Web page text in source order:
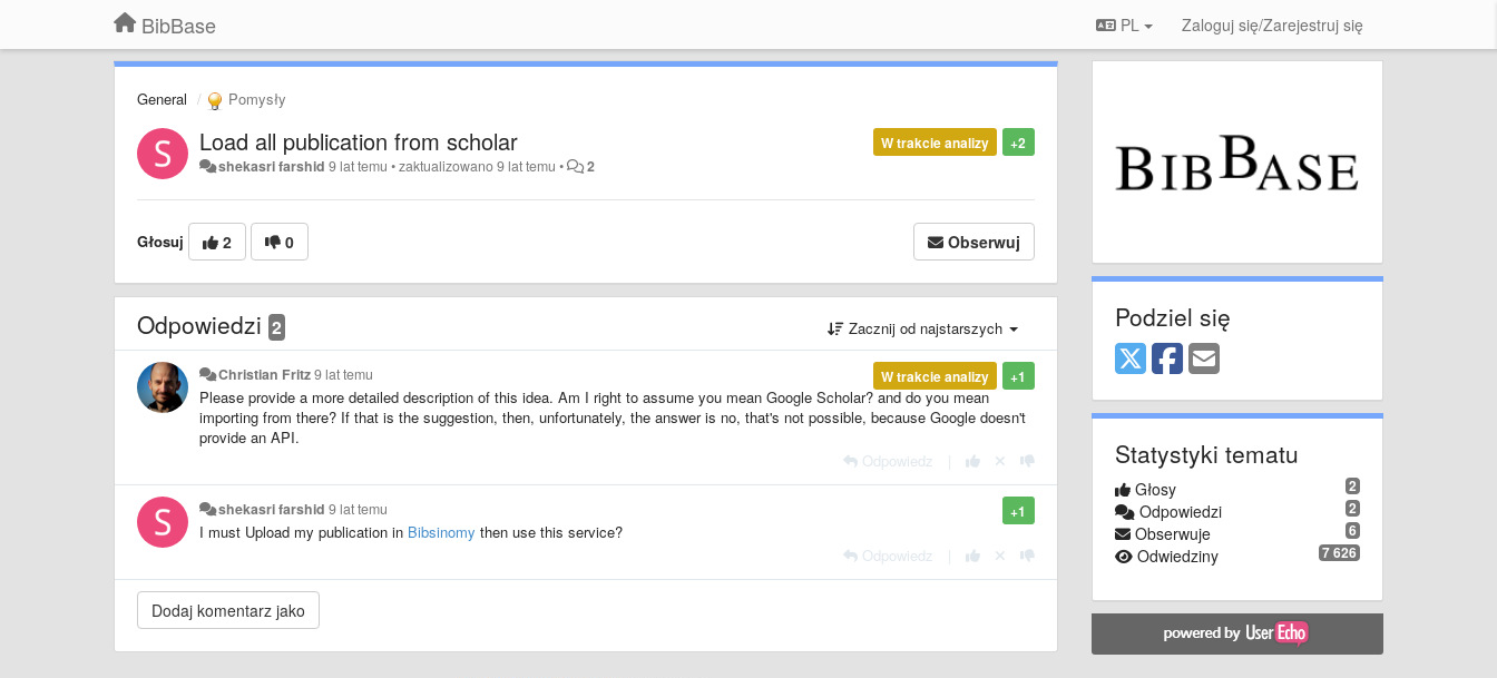
BibBase PL Zaloguj się/Zarejestruj się
General Pomysły
+2
W trakcie analizy
Load all publication from scholar
shekasri farshid 9 lat temu •zaktualizowano9 lat temu • 2
Głosuj 2 0 Obserwuj
Odpowiedzi 2 Zacznij od najstarszych
+1
W trakcie analizy
Christian Fritz9 lat temu
Please provide a more detailed description of this idea. Am I right to assume you mean Google Scholar? and do you mean
importing from there? If that is the suggestion, then, unfortunately, the answer is no, that's not possible, because Google doesn't
provide an API.
Odpowiedz
+1
shekasri farshid 9 lat temu
I must Upload my publication in Bibsinomy then use this service?
Odpowiedz
Podziel się
Statystyki tematu
2
Głosy
2
Odpowiedzi
6
Obserwuje
7 626
Odwiedziny